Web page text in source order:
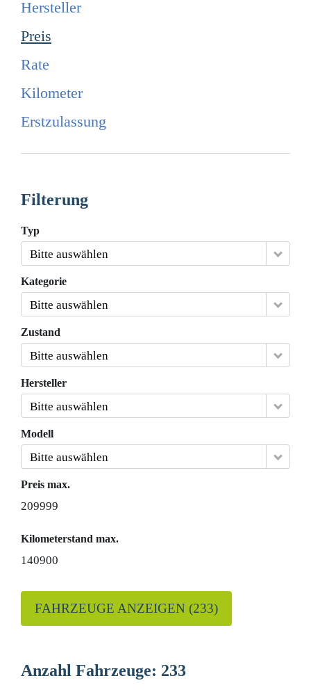
Hersteller
Preis
Rate
Kilometer
Erstzulassung
Anzahl Fahrzeuge: 233
Filterung
Typ
Bitte auswählen
Kategorie
Bitte auswählen
Zustand
Bitte auswählen
Hersteller
Bitte auswählen
Modell
Bitte auswählen
Preis max.
209999
Kilometerstand max.
140900
FAHRZEUGE ANZEIGEN (233)